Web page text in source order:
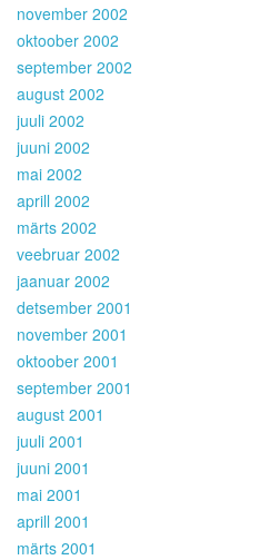
november 2002
oktoober 2002
september 2002
august 2002
juuli 2002
juuni 2002
mai 2002
aprill 2002
märts 2002
veebruar 2002
jaanuar 2002
detsember 2001
november 2001
oktoober 2001
september 2001
august 2001
juuli 2001
juuni 2001
mai 2001
aprill 2001
märts 2001